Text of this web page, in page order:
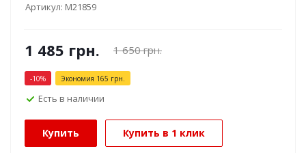
Артикул: М21859
1 485 грн. 1 650грн.
-10% Экономия 165 грн.
Есть в наличии
Купить Купить в 1 клик